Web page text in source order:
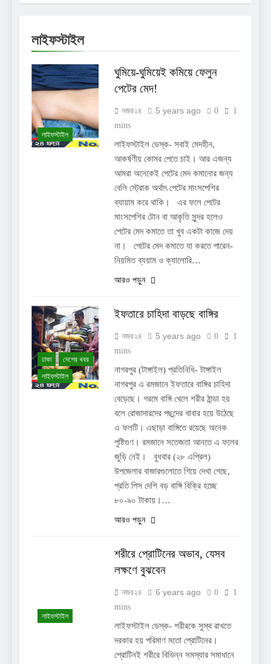
লাইফস্টাইল
লাইফস্টাইল
ঘুমিয়ে-ঘুমিয়েই কমিয়ে ফেলুন
পেটের মেদ!
নজর২৪ 5 years ago 0
1
mins
লাইফস্টাইল ডেস্ক- সবাই মেদহীন,
আকর্ষণীয় কোমর পেতে চাই। আর এজন্য
আমরা অনেকেই পেটের মেদ কমানোর জন্য
বেলি স্ট্রোক অর্থাৎ পেটের মাংসপেশির
ব্যায়াম করে থাকি। এর ফলে পেটের
মাংসপেশির টোন বা আকৃতি সুন্দর হলেও
পেটের মেদ কমাতে তা খুব একটা কাজে দেয়
না। পেটের মেদ কমাতে যা করতে পারেন-
নিয়মিত ব্যয়াম ও ক্যালোরি…
আরও পড়ুন
ঢাকা
দেশের খবর
লাইফস্টাইল
ইফতারে চাহিদা বাড়ছে বাঙ্গির
নজর২৪ 5 years ago 0
1
mins
নাগরপুর (টাঙ্গাইল) প্রতিনিধি- টাঙ্গাইল
নাগরপুর এ রমজানে ইফতারে বাঙ্গির চাহিদা
বেড়েছে। গরমে বাঙ্গি খেলে শরীর ঠান্ডা হয়
বলে রোজাদারদের পছন্দের খাবার হয়ে উঠেছে
এ ফলটি। এছাড়া বাঙ্গিতে রয়েছে অনেক
পুষ্টিগুণ। রমজানে সতেজতা আনতে এ ফলের
জুড়ি নেই। বুধবার (২৮ এপ্রিল)
উপজেলার বাজারগুলোতে গিয়ে দেখা গেছে,
প্রতি পিস দেশি বড় বাঙ্গি বিক্রি হচ্ছে
৮০-৯০ টাকায়।…
আরও পড়ুন
লাইফস্টাইল
শরীরে প্রোটিনের অভাব, যেসব
লক্ষণে বুঝবেন
নজর২৪ 6 years ago 0
1
mins
লাইফস্টাইল ডেস্ক- শরীরকে সুস্থ রাখতে
দরকার হয় পরিমাণ মতো প্রোটিনের।
প্রোটিনই শরীরে বিভিন্ন সমস্যার সমাধানে